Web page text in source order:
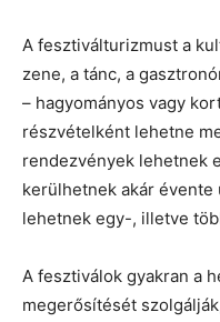
A fesztiválturizmust a
zene, a tánc, a
– hagyományos vagy
részvételként lehetne
rendezvények lehetnek
kerülhetnek akár évente
lehetnek egy-, illetve
A fesztiválok gyakran a
megerősítését